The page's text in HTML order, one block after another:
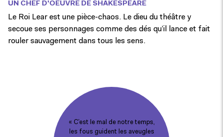
UN CHEF D'OEUVRE DE SHAKESPEARE
Le Roi Lear est une pièce-chaos. Le dieu du théâtre y
secoue ses personnages comme des dés qu’il lance et fait
rouler sauvagement dans tous les sens.
« C’est le mal de notre temps,
les fous guident les aveugles